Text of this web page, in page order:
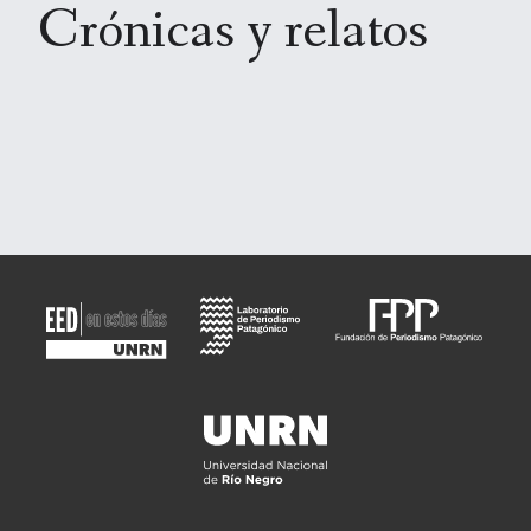
Crónicas y relatos